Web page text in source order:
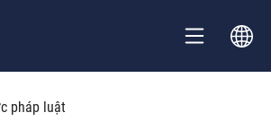
pháp luật